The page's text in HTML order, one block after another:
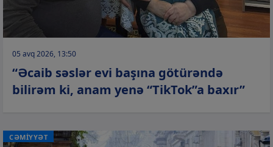
05 avq 2026, 13:50
“Əcaib səslər evi başına götürəndə
bilirəm ki, anam yenə “TikTok”a baxır”
CƏMİYYƏT